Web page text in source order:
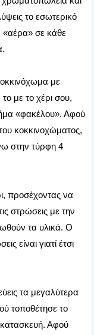
το εσωτερικό
«αέρα» σε κάθε
με
με το χέρι σου,
«φακέλου». Αφού
κοκκινοχώματος,
στην τύρφη 4
προσέχοντας να
στρώσεις με την
τα υλικά. Ο
είναι γιατί έτσι
τα μεγαλύτερα
τοποθέτησε το
Αφού